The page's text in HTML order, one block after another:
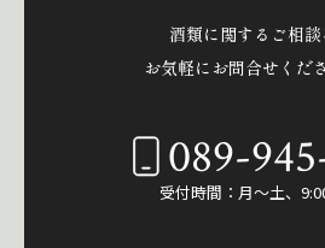
酒類に関するご相談
お気軽にお問合せくだ
089-
受付時間：月～土、